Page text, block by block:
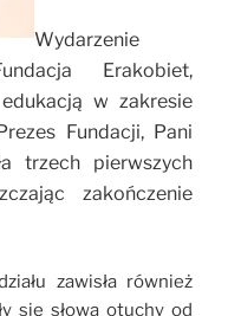
Wydarzenie
Erakobiet,
w zakresie
Fundacji, Pani
trzech pierwszych
zakończenie
zawisła również
się słowa otuchy od